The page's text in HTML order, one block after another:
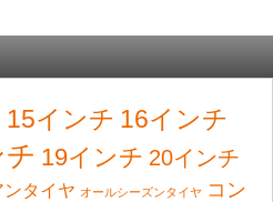
15インチ 16インチ
19インチ 20インチ
ンタイヤ オールシーズンタイヤ コン